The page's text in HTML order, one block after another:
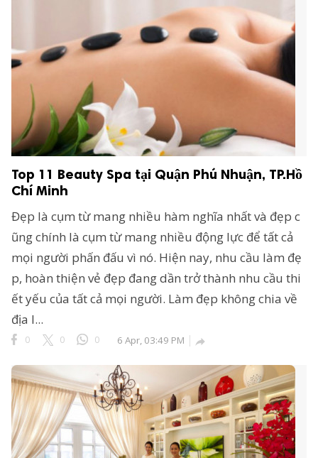
Top 11 Beauty Spa tại Quận Phú Nhuận, TP.Hồ
Chí Minh
Đẹp là cụm từ mang nhiều hàm nghĩa nhất và đẹp c
ũng chính là cụm từ mang nhiều động lực để tất cả
mọi người phấn đấu vì nó. Hiện nay, nhu cầu làm đẹ
p, hoàn thiện vẻ đẹp đang dần trở thành nhu cầu thi
ết yếu của tất cả mọi người. Làm đẹp không chia về
địa l...
0 0 0 6 Apr, 03:49 PM 